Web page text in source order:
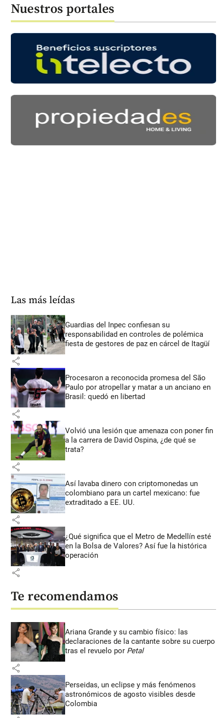
Nuestros portales
Las más leídas
Guardias del Inpec confiesan su
responsabilidad en controles de polémica
fiesta de gestores de paz en cárcel de Itagüí
share
Procesaron a reconocida promesa del São
Paulo por atropellar y matar a un anciano en
Brasil: quedó en libertad
share
Volvió una lesión que amenaza con poner fin
a la carrera de David Ospina, ¿de qué se
trata?
share
Así lavaba dinero con criptomonedas un
colombiano para un cartel mexicano: fue
extraditado a EE. UU.
share
¿Qué significa que el Metro de Medellín esté
en la Bolsa de Valores? Así fue la histórica
operación
share
Te recomendamos
Ariana Grande y su cambio físico: las
declaraciones de la cantante sobre su cuerpo
tras el revuelo por Petal
share
Perseidas, un eclipse y más fenómenos
astronómicos de agosto visibles desde
Colombia